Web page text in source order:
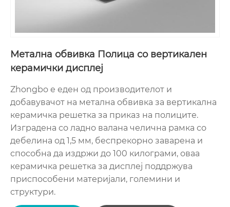
Метална обвивка Полица со вертикален
керамички дисплеј
Zhongbo е еден од производителот и
добавувачот на метална обвивка за вертикална
керамичка решетка за приказ на полиците.
Изградена со ладно валана челична рамка со
дебелина од 1,5 мм, беспрекорно заварена и
способна да издржи до 100 килограми, оваа
керамичка решетка за дисплеј поддржува
приспособени материјали, големини и
структури.